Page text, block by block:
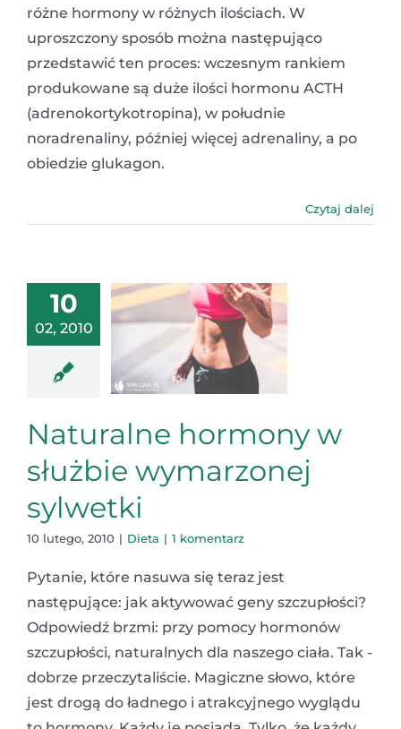
różne hormony w różnych ilościach. W
uproszczony sposób można następująco
przedstawić ten proces: wczesnym rankiem
produkowane są duże ilości hormonu ACTH
(adrenokortykotropina), w południe
noradrenaliny, później więcej adrenaliny, a po
obiedzie glukagon.
Czytaj dalej
10
02, 2010
Naturalne hormony w
służbie wymarzonej
sylwetki
10 lutego, 2010 | Dieta | 1 komentarz
Pytanie, które nasuwa się teraz jest
następujące: jak aktywować geny szczupłości?
Odpowiedź brzmi: przy pomocy hormonów
szczupłości, naturalnych dla naszego ciała. Tak -
dobrze przeczytaliście. Magiczne słowo, które
jest drogą do ładnego i atrakcyjnego wyglądu